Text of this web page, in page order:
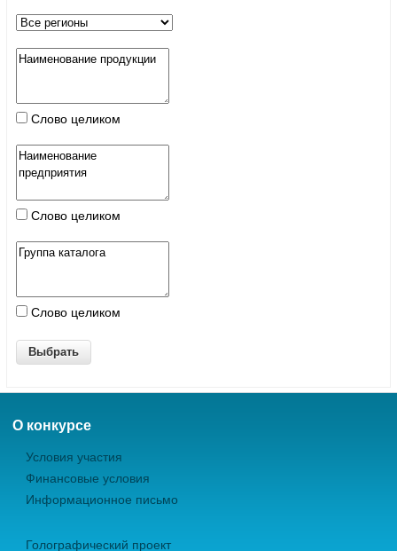
Слово целиком
Слово целиком
Слово целиком
О конкурсе
Условия участия
Финансовые условия
Информационное письмо
Голографический проект